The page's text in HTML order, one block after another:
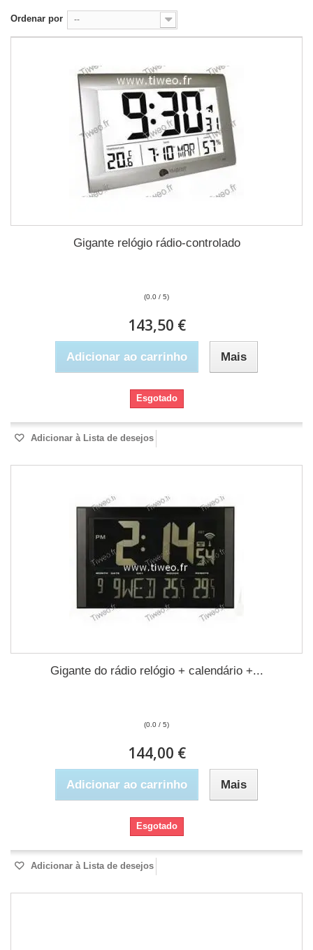
Ordenar por --
Gigante relógio rádio-controlado
(0.0 / 5)
143,50 €
Adicionar ao carrinho Mais
Esgotado
Adicionar à Lista de desejos
Gigante do rádio relógio + calendário +...
(0.0 / 5)
144,00 €
Adicionar ao carrinho Mais
Esgotado
Adicionar à Lista de desejos